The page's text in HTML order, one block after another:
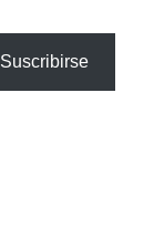
Suscribirse